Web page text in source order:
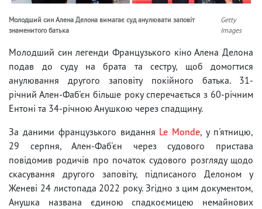
Молодший син Алена Делона вимагає суд анулювати заповіт
знаменитого батька
Getty
Images
Молодший син легенди Французького кіно Алена Делона
подав до суду на брата та сестру, щоб домогтися
анулювання другого заповіту покійного батька. 31-
річний Ален-Фаб'єн більше року сперечається з 60-річним
Ентоні та 34-річною Анушкою через спадщину.
За даними французького видання Le Monde, у п'ятницю,
29 серпня, Ален-Фаб'єн через судового пристава
повідомив родичів про початок судового розгляду щодо
скасування другого заповіту, підписаного Делоном у
Женеві 24 листопада 2022 року. Згідно з цим документом,
Анушка названа єдиною спадкоємицею немайнових